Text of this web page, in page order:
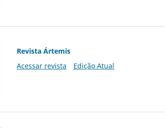
Revista Ártemis
Acessar revista
Edição Atual